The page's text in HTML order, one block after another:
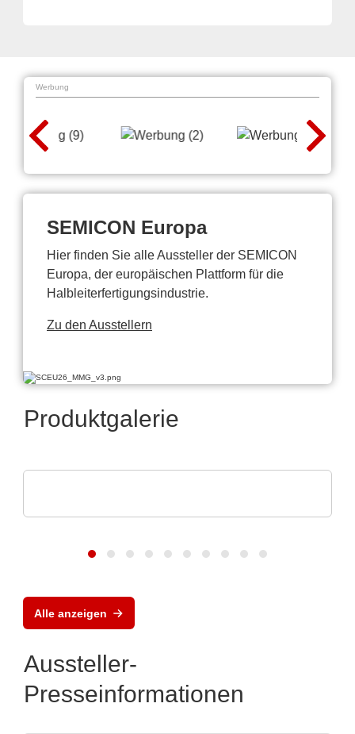
Werbung
SEMICON Europa
Hier finden Sie alle Aussteller der SEMICON
Europa, der europäischen Plattform für die
Halbleiterfertigungsindustrie.
Zu den Ausstellern
Produktgalerie
Alle anzeigen
Aussteller-
Presseinformationen